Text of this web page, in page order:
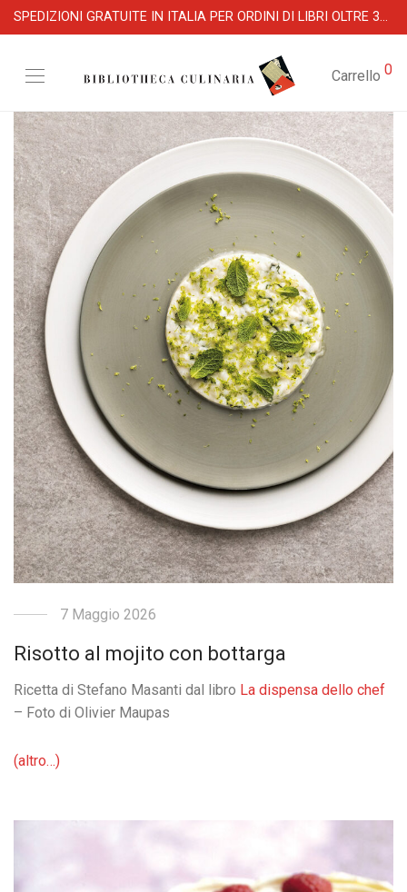
SPEDIZIONI GRATUITE IN ITALIA PER ORDINI DI LIBRI OLTRE 39 €
Carrello 0
7 Maggio 2026
Risotto al mojito con bottarga
Ricetta di Stefano Masanti dal libro La dispensa dello chef
– Foto di Olivier Maupas
(altro…)